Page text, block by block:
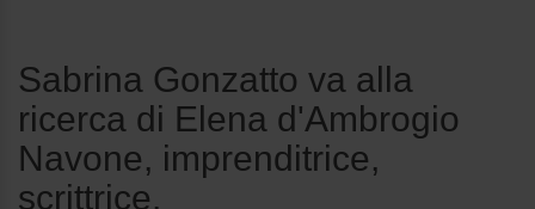
Sabrina Gonzatto va alla
ricerca di Elena d'Ambrogio
Navone, imprenditrice,
scrittrice.